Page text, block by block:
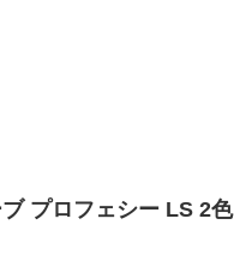
プロフェシー LS 2色